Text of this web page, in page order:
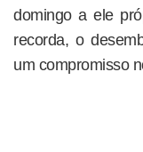
domingo a ele
recorda, o
um compromisso